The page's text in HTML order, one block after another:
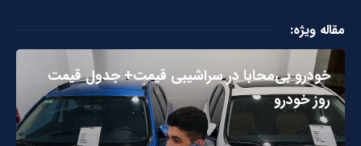
مقاله ویژه:
خودرو بی‌محابا در سراشیبی قیمت+ جدول قیمت
روز خودرو